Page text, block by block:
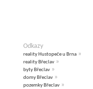
Odkazy
reality Hustopeče u Brna »
reality Břeclav »
byty Břeclav »
domy Břeclav »
pozemky Břeclav »